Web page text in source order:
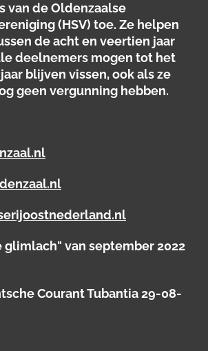
van de Oldenzaalse
(HSV) toe. Ze helpen
de acht en veertien jaar
deelnemers mogen tot het
blijven vissen, ook als ze
geen vergunning hebben.
glimlach" van september 2022
Courant Tubantia 29-08-